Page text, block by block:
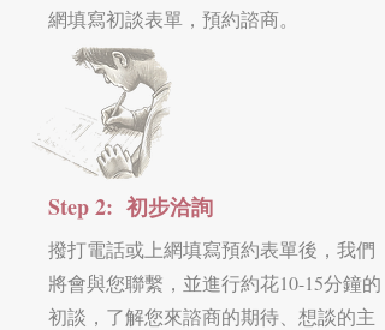
網填寫初談表單，預約諮商。
Step 2: 初步洽詢
撥打電話或上網填寫預約表單後，我們
將會與您聯繫，並進行約花10-15分鐘的
初談，了解您來諮商的期待、想談的主